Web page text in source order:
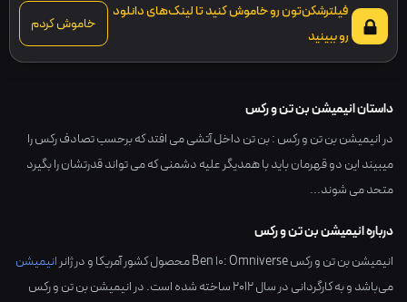
فیلترشکن‌تون رو خاموش کنید تا لینک‌های دانلود
رو ببینید
خاموش کردم
داستان انیمیشن بن تن و رکس
در انیمیشن بن تن و رکس : بن تن داخل آتشی می افتد که برحسب تصادف رکس را
میبیند این دو قهرمان باید با همدیگر علیه دشمنی که می تواند قدرتشان را بگیرد
متحد می شوند...
درباره انیمیشن بن تن و رکس
انیمیشن بن تن و رکس Ben 10: Omniverse محصول کشور آمریکاو در ژانرانیمیشن
می‌باشد و به کارگردانی در سال2012ساخته شده است. در انیمیشن بن تن و رکس